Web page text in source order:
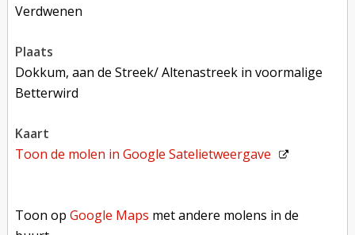
verdwenen
plaats
Dokkum, aan de Streek/ Altenastreek in voormalige
Betterwird
kaart
Toon de molen inGoogle Satelietweergave
Toon opGoogle Maps met andere molens in de